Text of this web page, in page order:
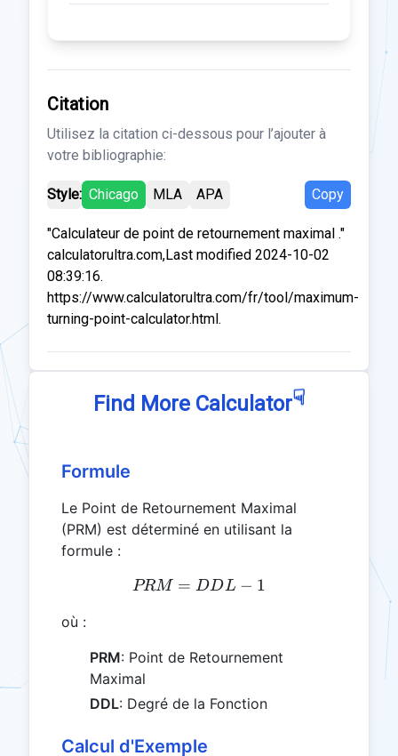
Citation
Utilisez la citation ci-dessous pour l’ajouter à
votre bibliographie:
Style: Chicago MLA APA Copy
"Calculateur de point de retournement maximal ."
calculatorultra.com,Last modified 2024-10-02
08:39:16.
https://www.calculatorultra.com/fr/tool/maximum-
turning-point-calculator.html.
Find More Calculator☟
Formule
Le Point de Retournement Maximal
(PRM) est déterminé en utilisant la
formule :
PRM = DDL - 1
PRM = DDL − 1
où :
PRM: Point de Retournement
Maximal
DDL: Degré de la Fonction
Calcul d'Exemple